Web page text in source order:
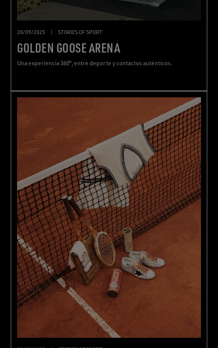
20/09/2025 STORIES OF SPORT
GOLDEN GOOSE ARENA
Una experiencia 360°, entre deporte y contactos auténticos.